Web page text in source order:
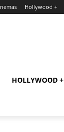
Hollywood +
HOLLYWOOD +